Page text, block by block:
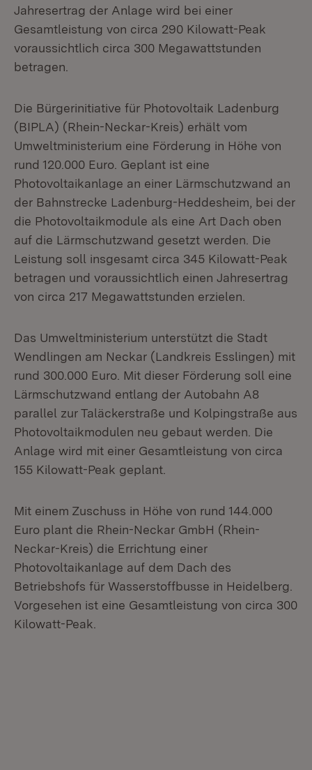
Jahresertrag der Anlage wird bei einer
Gesamtleistung von circa 290 Kilowatt-Peak
voraussichtlich circa 300 Megawattstunden
betragen.
Die Bürgerinitiative für Photovoltaik Ladenburg
(BIPLA) (Rhein-Neckar-Kreis) erhält vom
Umweltministerium eine Förderung in Höhe von
rund 120.000 Euro. Geplant ist eine
Photovoltaikanlage an einer Lärmschutzwand an
der Bahnstrecke Ladenburg-Heddesheim, bei der
die Photovoltaikmodule als eine Art Dach oben
auf die Lärmschutzwand gesetzt werden. Die
Leistung soll insgesamt circa 345 Kilowatt-Peak
betragen und voraussichtlich einen Jahresertrag
von circa 217 Megawattstunden erzielen.
Das Umweltministerium unterstützt die Stadt
Wendlingen am Neckar (Landkreis Esslingen) mit
rund 300.000 Euro. Mit dieser Förderung soll eine
Lärmschutzwand entlang der Autobahn A8
parallel zur Taläckerstraße und Kolpingstraße aus
Photovoltaikmodulen neu gebaut werden. Die
Anlage wird mit einer Gesamtleistung von circa
155 Kilowatt-Peak geplant.
Mit einem Zuschuss in Höhe von rund 144.000
Euro plant die Rhein-Neckar GmbH (Rhein-
Neckar-Kreis) die Errichtung einer
Photovoltaikanlage auf dem Dach des
Betriebshofs für Wasserstoffbusse in Heidelberg.
Vorgesehen ist eine Gesamtleistung von circa 300
Kilowatt-Peak.